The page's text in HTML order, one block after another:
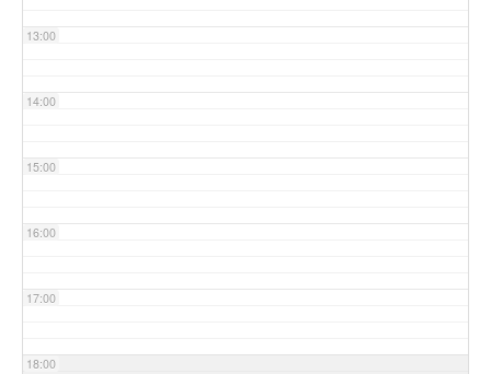
13:00
14:00
15:00
16:00
17:00
18:00